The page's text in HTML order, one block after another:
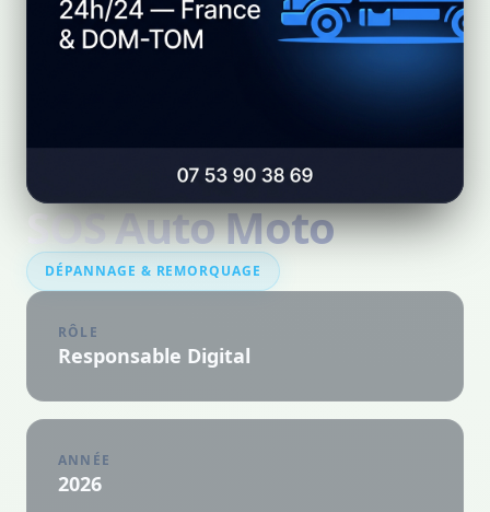
SOS Auto Moto
DÉPANNAGE & REMORQUAGE
RÔLE
Responsable Digital
ANNÉE
2026